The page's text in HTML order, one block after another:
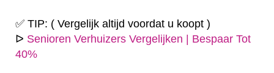
✅ TIP: ( Vergelijk altijd voordat u koopt )
ᐅ Senioren Verhuizers Vergelijken | Bespaar Tot
40%